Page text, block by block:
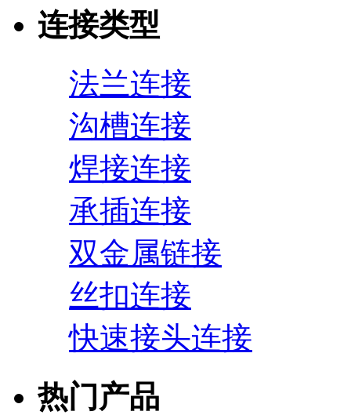
连接类型
法兰连接
沟槽连接
焊接连接
承插连接
双金属链接
丝扣连接
快速接头连接
热门产品